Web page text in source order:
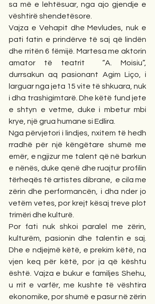
sa më e lehtësuar, nga ajo gjendje e
vështirë shendetësore.
Vajza e Vehapit dhe Mevludes, nuk e
pati fatin e prindërve të saj që lindën
dhe rritën 6 fëmijë. Martesa me aktorin
amator të teatrit  “A. Moisiu”,
durrsakun aq pasionant Agim Liço, i
larguar nga jeta 15 vite të shkuara, nuk
i dha trashigimtarë. Dhe këtë fund jete
e shtyn e vetme, duke i mbetur mbi
krye, një grua humane si Edlira.
Nga përvjetori i lindjes, nxitem të hedh
rradhë për një këngëtare shumë me
emër, e ngjizur me talent që në barkun
e nënës, duke qenë dhe ruajtur profilin
tërheqës të artistes dibrane,  e cila me
zërin dhe performancën, i dha nder jo
vetëm vetes, por krejt kësaj treve plot
trimëri dhe kulturë.
Por fati nuk shkoi paralel me zërin,
kulturëm, pasionin dhe talentin e saj.
Dhe e ndjejmë këtë, e prekim këtë, na
vjen keq për këtë, por ja që kështu
është. Vajza e bukur e familjes Shehu,
u rrit e varfër, me kushte të vështira
ekonomike, por shumë e pasur në zërin